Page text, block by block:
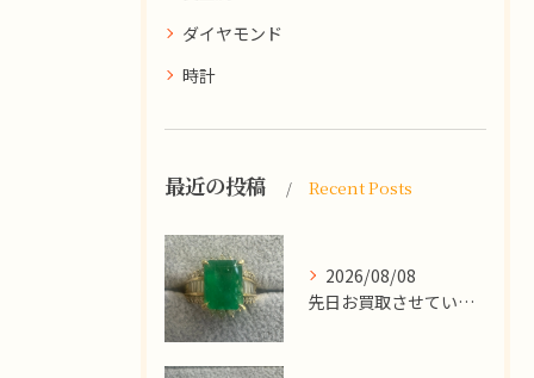
ダイヤモンド
時計
最近の投稿 Recent Posts
2026/08/08
先日お買取させていただいた